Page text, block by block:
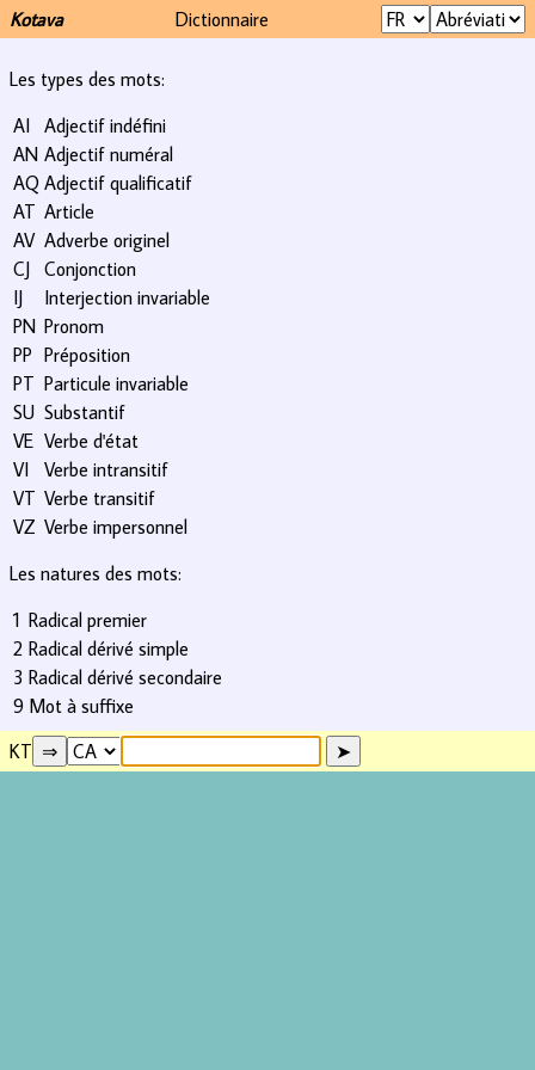
Kotava Dictionnaire
Les types des mots:
AI Adjectif indéfini
AN Adjectif numéral
AQ Adjectif qualificatif
AT Article
AV Adverbe originel
CJ Conjonction
IJ
Interjection invariable
PN Pronom
PP Préposition
PT Particule invariable
SU Substantif
VE Verbe d'état
VI
Verbe intransitif
VT Verbe transitif
VZ Verbe impersonnel
Les natures des mots:
1 Radical premier
2 Radical dérivé simple
3 Radical dérivé secondaire
9 Mot à suffixe
KT